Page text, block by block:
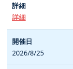
詳細
2026/8/25